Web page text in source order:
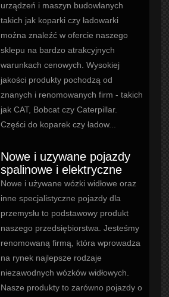
urządzeń i maszyn budowlanych
takich jak koparki czy ładowarki
można znaleźć w ofercie naszego
sklepu na bardzo atrakcyjnych
warunkach cenowych. Wysokiej
jakości produkty pochodzą od
znanych i renomowanych firm - takich
jak CAT, Bobcat czy Caterpillar.
Części do koparek czy ładow...
Nowe i uzywane pojazdy
spalinowe i elektryczne
Nowe i używane wózki widłowe oraz
inne specjalistyczne pojazdy dla
przemysłu to podstawowy produkt
naszego przedsiębiorstwa. Jesteśmy
renomowaną firmą, która wprowadza
na rynek najlepsze rodzaje
niezawodnych wózków widłowych.
Nasze produkty to zarówno pojazdy o